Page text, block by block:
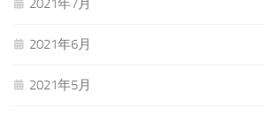
2021年7月
2021年6月
2021年5月